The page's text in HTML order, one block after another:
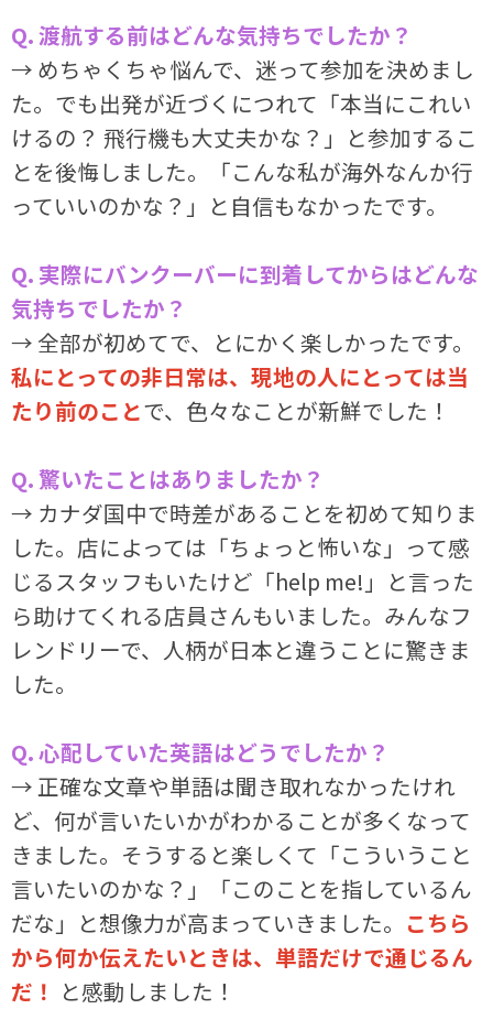
Q. 渡航する前はどんな気持ちでしたか？
→ めちゃくちゃ悩んで、迷って参加を決めまし
た。でも出発が近づくにつれて「本当にこれい
けるの？ 飛行機も大丈夫かな？」と参加するこ
とを後悔しました。「こんな私が海外なんか行
っていいのかな？」と自信もなかったです。
Q. 実際にバンクーバーに到着してからはどんな
気持ちでしたか？
→ 全部が初めてで、とにかく楽しかったです。
私にとっての非日常は、現地の人にとっては当
たり前のことで、色々なことが新鮮でした！
Q. 驚いたことはありましたか？
→ カナダ国中で時差があることを初めて知りま
した。店によっては「ちょっと怖いな」って感
じるスタッフもいたけど「help me!」と言った
ら助けてくれる店員さんもいました。みんなフ
レンドリーで、人柄が日本と違うことに驚きま
した。
Q. 心配していた英語はどうでしたか？
→ 正確な文章や単語は聞き取れなかったけれ
ど、何が言いたいかがわかることが多くなって
きました。そうすると楽しくて「こういうこと
言いたいのかな？」「このことを指しているん
だな」と想像力が高まっていきました。 こちら
から何か伝えたいときは、単語だけで通じるん
だ！ と感動しました！